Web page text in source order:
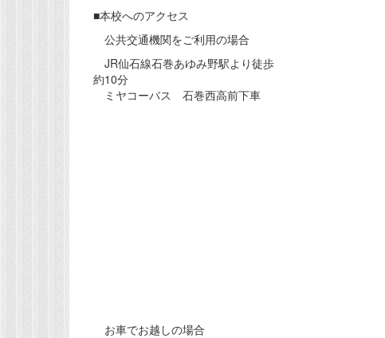
■本校へのアクセス
公共交通機関をご利用の場合
JR仙石線石巻あゆみ野駅より徒歩
約10分
ミヤコーバス 石巻西高前下車
お車でお越しの場合